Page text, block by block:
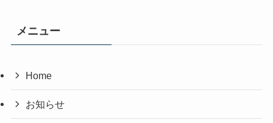
メニュー
Home
お知らせ